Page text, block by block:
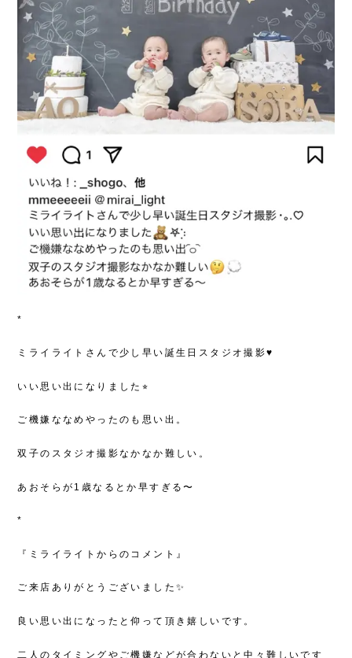
*
ミライライトさんで少し早い誕生日スタジオ撮影♥
いい思い出になりました⭐︎
ご機嫌ななめやったのも思い出。
双子のスタジオ撮影なかなか難しい。
あおそらが1歳なるとか早すぎる〜
*
『ミライライトからのコメント』
ご来店ありがとうございました✨
良い思い出になったと仰って頂き嬉しいです。
二人のタイミングやご機嫌などが合わないと中々難しいです